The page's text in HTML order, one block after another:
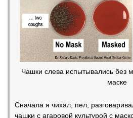
Чашки слева испытывались без
маске
Сначала я чихал, пел,
чашки с агаровой культурой с